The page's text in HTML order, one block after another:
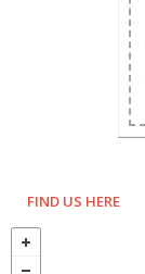
FIND US HERE